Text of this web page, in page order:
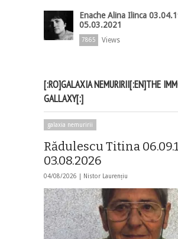
Enache Alina Ilinca
05.03.2021
7865 Views
[:RO]GALAXIA NEMURIRII[:EN]THE
GALLAXY[:]
galaxia nemuririi
Rădulescu Titina
03.08.2026
04/08/2026 | Nistor Laurențiu